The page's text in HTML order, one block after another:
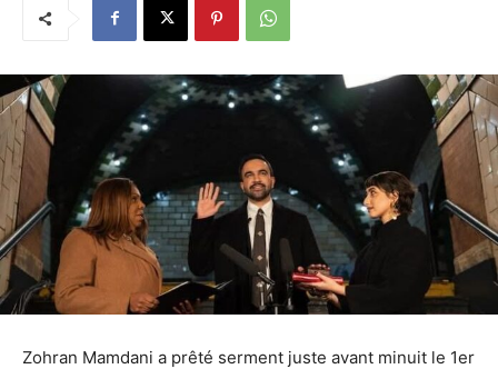
Zohran Mamdani a prêté serment juste avant minuit le 1er